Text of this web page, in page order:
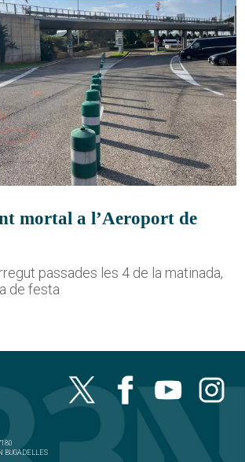
mortal a l’Aeroport de
passades les 4 de la matinada,
de festa
BUGADELLES